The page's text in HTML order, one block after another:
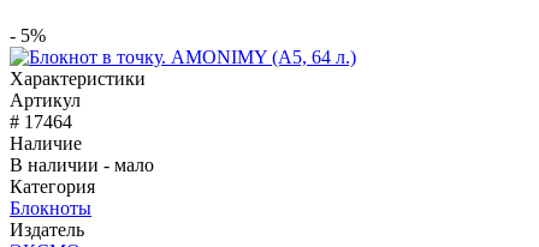
- 5%
Характеристики
Артикул
# 17464
Наличие
В наличии - мало
Категория
Блокноты
Издатель